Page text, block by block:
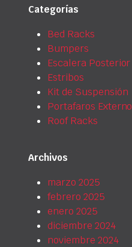
Categorías
Bed Racks
Bumpers
Escalera Posterior
Estribos
Kit de Suspensión
Portafaros Externo
Roof Racks
Archivos
marzo 2025
febrero 2025
enero 2025
diciembre 2024
noviembre 2024